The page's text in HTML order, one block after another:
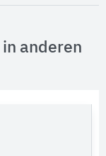
anderen